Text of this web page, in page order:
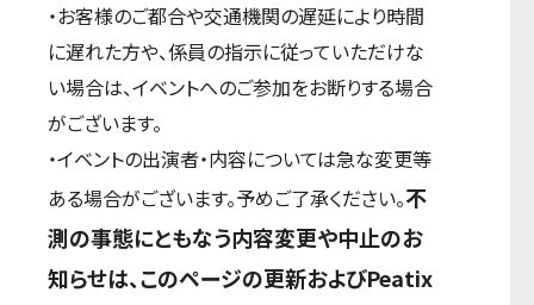
・お客様のご都合や交通機関の遅延により時間
に遅れた方や、係員の指示に従っていただけな
い場合は、イベントへのご参加をお断りする場合
がございます。
・イベントの出演者・内容については急な変更等
ある場合がございます。予めご了承ください。不
測の事態にともなう内容変更や中止のお
知らせは、このページの更新およびPeatix